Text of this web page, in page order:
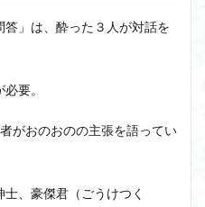
」は、酔った３人が対話を
要。
がおのおのの主張を語ってい
、豪傑君（ごうけつく